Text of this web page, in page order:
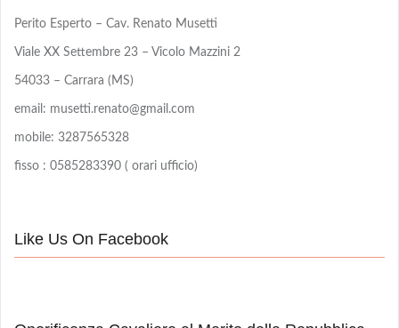
Perito Esperto – Cav. Renato Musetti
Viale XX Settembre 23 – Vicolo Mazzini 2
54033 – Carrara (MS)
email: musetti.renato@gmail.com
mobile: 3287565328
fisso : 0585283390 ( orari ufficio)
Like Us On Facebook